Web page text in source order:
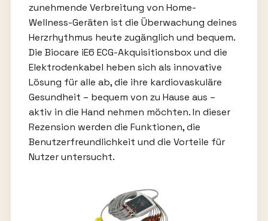
zunehmende Verbreitung von Home-
Wellness-Geräten ist die Überwachung deines
Herzrhythmus heute zugänglich und bequem.
Die Biocare iE6 ECG-Akquisitionsbox und die
Elektrodenkabel heben sich als innovative
Lösung für alle ab, die ihre kardiovaskuläre
Gesundheit – bequem von zu Hause aus –
aktiv in die Hand nehmen möchten. In dieser
Rezension werden die Funktionen, die
Benutzerfreundlichkeit und die Vorteile für
Nutzer untersucht.